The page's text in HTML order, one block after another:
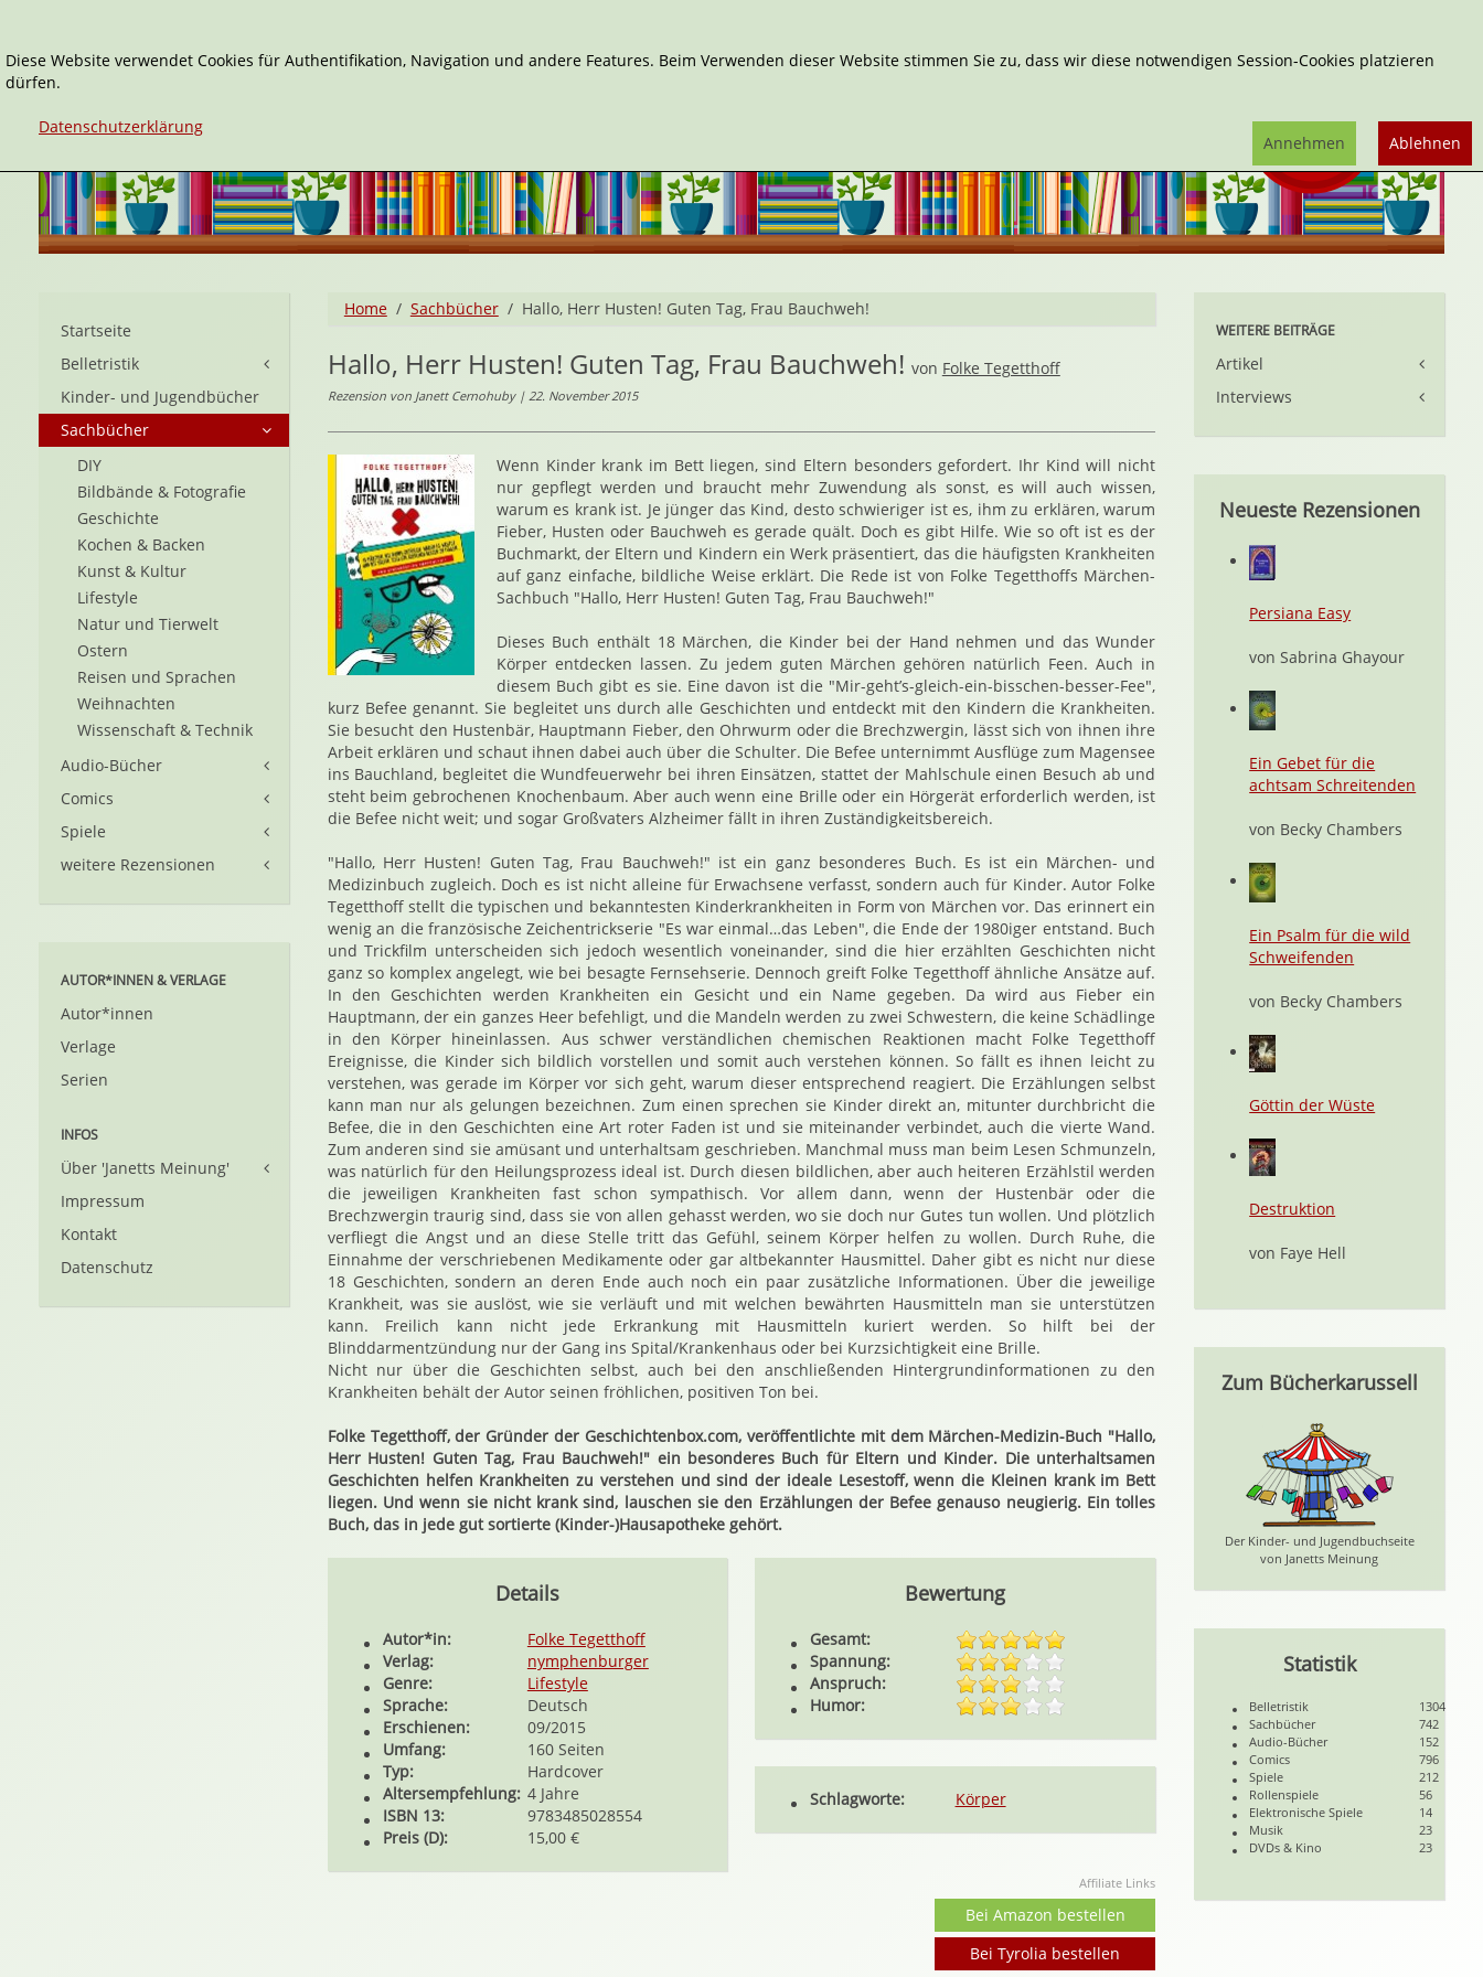
Home Sachbücher Hallo, Herr Husten! Guten Tag, Frau Bauchweh!
Hallo, Herr Husten! Guten Tag, Frau Bauchweh! von Folke Tegetthoff
Rezension von Janett Cernohuby | 22. November 2015
Wenn Kinder krank im Bett liegen, sind Eltern besonders gefordert. Ihr Kind will nicht
nur gepflegt werden und braucht mehr Zuwendung als sonst, es will auch wissen,
warum es krank ist. Je jünger das Kind, desto schwieriger ist es, ihm zu erklären, warum
Fieber, Husten oder Bauchweh es gerade quält. Doch es gibt Hilfe. Wie so oft ist es der
Buchmarkt, der Eltern und Kindern ein Werk präsentiert, das die häufigsten Krankheiten
auf ganz einfache, bildliche Weise erklärt. Die Rede ist von Folke Tegetthoffs Märchen-
Sachbuch "Hallo, Herr Husten! Guten Tag, Frau Bauchweh!"
Dieses Buch enthält 18 Märchen, die Kinder bei der Hand nehmen und das Wunder
Körper entdecken lassen. Zu jedem guten Märchen gehören natürlich Feen. Auch in
diesem Buch gibt es sie. Eine davon ist die "Mir-geht’s-gleich-ein-bisschen-besser-Fee",
kurz Befee genannt. Sie begleitet uns durch alle Geschichten und entdeckt mit den Kindern die Krankheiten.
Sie besucht den Hustenbär, Hauptmann Fieber, den Ohrwurm oder die Brechzwergin, lässt sich von ihnen ihre
Arbeit erklären und schaut ihnen dabei auch über die Schulter. Die Befee unternimmt Ausflüge zum Magensee
ins Bauchland, begleitet die Wundfeuerwehr bei ihren Einsätzen, stattet der Mahlschule einen Besuch ab und
steht beim gebrochenen Knochenbaum. Aber auch wenn eine Brille oder ein Hörgerät erforderlich werden, ist
die Befee nicht weit; und sogar Großvaters Alzheimer fällt in ihren Zuständigkeitsbereich.
"Hallo, Herr Husten! Guten Tag, Frau Bauchweh!" ist ein ganz besonderes Buch. Es ist ein Märchen- und
Medizinbuch zugleich. Doch es ist nicht alleine für Erwachsene verfasst, sondern auch für Kinder. Autor Folke
Tegetthoff stellt die typischen und bekanntesten Kinderkrankheiten in Form von Märchen vor. Das erinnert ein
wenig an die französische Zeichentrickserie "Es war einmal…das Leben", die Ende der 1980iger entstand. Buch
und Trickfilm unterscheiden sich jedoch wesentlich voneinander, sind die hier erzählten Geschichten nicht
ganz so komplex angelegt, wie bei besagte Fernsehserie. Dennoch greift Folke Tegetthoff ähnliche Ansätze auf.
In den Geschichten werden Krankheiten ein Gesicht und ein Name gegeben. Da wird aus Fieber ein
Hauptmann, der ein ganzes Heer befehligt, und die Mandeln werden zu zwei Schwestern, die keine Schädlinge
in den Körper hineinlassen. Aus schwer verständlichen chemischen Reaktionen macht Folke Tegetthoff
Ereignisse, die Kinder sich bildlich vorstellen und somit auch verstehen können. So fällt es ihnen leicht zu
verstehen, was gerade im Körper vor sich geht, warum dieser entsprechend reagiert. Die Erzählungen selbst
kann man nur als gelungen bezeichnen. Zum einen sprechen sie Kinder direkt an, mitunter durchbricht die
Befee, die in den Geschichten eine Art roter Faden ist und sie miteinander verbindet, auch die vierte Wand.
Zum anderen sind sie amüsant und unterhaltsam geschrieben. Manchmal muss man beim Lesen Schmunzeln,
was natürlich für den Heilungsprozess ideal ist. Durch diesen bildlichen, aber auch heiteren Erzählstil werden
die jeweiligen Krankheiten fast schon sympathisch. Vor allem dann, wenn der Hustenbär oder die
Brechzwergin traurig sind, dass sie von allen gehasst werden, wo sie doch nur Gutes tun wollen. Und plötzlich
verfliegt die Angst und an diese Stelle tritt das Gefühl, seinem Körper helfen zu wollen. Durch Ruhe, die
Einnahme der verschriebenen Medikamente oder gar altbekannter Hausmittel. Daher gibt es nicht nur diese
18 Geschichten, sondern an deren Ende auch noch ein paar zusätzliche Informationen. Über die jeweilige
Krankheit, was sie auslöst, wie sie verläuft und mit welchen bewährten Hausmitteln man sie unterstützen
kann. Freilich kann nicht jede Erkrankung mit Hausmitteln kuriert werden. So hilft bei der
Blinddarmentzündung nur der Gang ins Spital/Krankenhaus oder bei Kurzsichtigkeit eine Brille.
Nicht nur über die Geschichten selbst, auch bei den anschließenden Hintergrundinformationen zu den
Krankheiten behält der Autor seinen fröhlichen, positiven Ton bei.
Folke Tegetthoff, der Gründer der Geschichtenbox.com, veröffentlichte mit dem Märchen-Medizin-Buch "Hallo,
Herr Husten! Guten Tag, Frau Bauchweh!" ein besonderes Buch für Eltern und Kinder. Die unterhaltsamen
Geschichten helfen Krankheiten zu verstehen und sind der ideale Lesestoff, wenn die Kleinen krank im Bett
liegen. Und wenn sie nicht krank sind, lauschen sie den Erzählungen der Befee genauso neugierig. Ein tolles
Buch, das in jede gut sortierte (Kinder-)Hausapotheke gehört.
Details
Autor*in:
Folke Tegetthoff
Verlag:
nymphenburger
Genre:
Lifestyle
Sprache:
Deutsch
Erschienen:
09/2015
Umfang:
160 Seiten
Typ:
Hardcover
Altersempfehlung: 4 Jahre
ISBN 13:
9783485028554
Preis (D):
15,00 €
Bewertung
Gesamt:
Spannung:
Anspruch:
Humor:
Schlagworte: Körper
Affiliate Links
Bei Amazon bestellen
Bei Tyrolia bestellen
Startseite
Belletristik
Kinder- und Jugendbücher
Sachbücher
DIY
Bildbände & Fotografie
Geschichte
Kochen & Backen
Kunst & Kultur
Lifestyle
Natur und Tierwelt
Ostern
Reisen und Sprachen
Weihnachten
Wissenschaft & Technik
Audio-Bücher
Comics
Spiele
weitere Rezensionen
AUTOR*INNEN & VERLAGE
Autor*innen
Verlage
Serien
INFOS
Über 'Janetts Meinung'
Impressum
Kontakt
Datenschutz
WEITERE BEITRÄGE
Artikel
Interviews
Neueste Rezensionen
Persiana Easy
von Sabrina Ghayour
Ein Gebet für die
achtsam Schreitenden
von Becky Chambers
Ein Psalm für die wild
Schweifenden
von Becky Chambers
Göttin der Wüste
Destruktion
von Faye Hell
Zum Bücherkarussell
Der Kinder- und Jugendbuchseite
von Janetts Meinung
Statistik
Belletristik
1304
Sachbücher
742
Audio-Bücher
152
Comics
796
Spiele
212
Rollenspiele
56
Elektronische Spiele
14
Musik
23
DVDs & Kino
23
Diese Website verwendet Cookies für Authentifikation, Navigation und andere Features. Beim Verwenden dieser Website stimmen Sie zu, dass wir diese notwendigen Session-Cookies platzieren
dürfen.
Datenschutzerklärung
Ablehnen
Annehmen